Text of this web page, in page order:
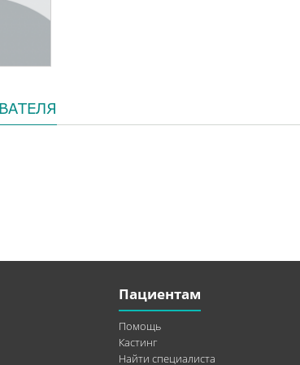
Пациентам
Помощь
Кастинг
Найти специалиста